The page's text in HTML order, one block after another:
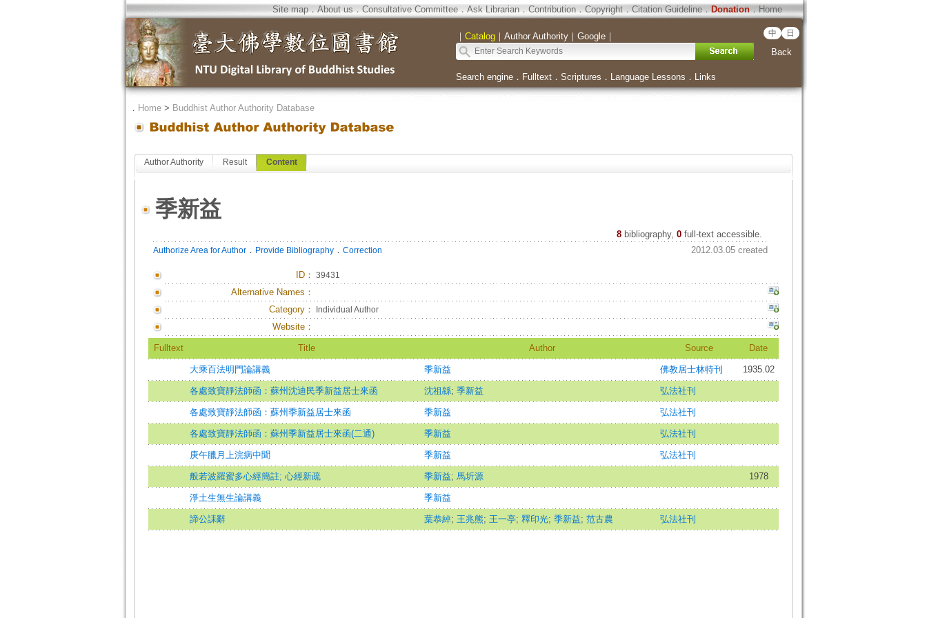
Site map．About us．Consultative Committee．Ask Librarian．Contribution．Copyright．Citation Guideline．Donation．Home
｜ Catalog｜ Author Authority｜ Google｜ 中 日
Back
Search engine． Fulltext． Scriptures ． Language Lessons ． Links
． Home> Buddhist Author Authority Database
Author Authority Result Content
季新益
8 bibliography, 0full-text accessible.
Authorize Area for Author． Provide Bibliography． Correction 2012.03.05 created
ID： 39431
Alternative Names：
Category：
Individual Author
Website：
Fulltext Title Author Source Date
大乘百法明門論講義 季新益 佛教居士林特刊 1935.02
各處致寶靜法師函：蘇州沈迪民季新益居士來函 沈祖緜; 季新益 弘法社刊
各處致寶靜法師函：蘇州季新益居士來函 季新益 弘法社刊
各處致寶靜法師函：蘇州季新益居士來函(二通) 季新益 弘法社刊
庚午臘月上浣病中聞 季新益 弘法社刊
般若波羅蜜多心經簡註; 心經新疏 季新益; 馬圻源 1978
淨土生無生論講義 季新益
諦公誄辭 葉恭綽; 王兆熊; 王一亭; 釋印光; 季新益; 范古農 弘法社刊